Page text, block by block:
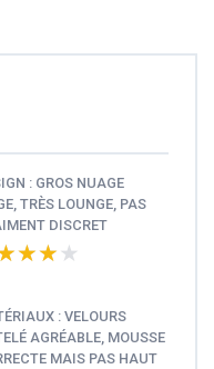
: GROS NUAGE
TRÈS LOUNGE, PAS
DISCRET
: VELOURS
AGRÉABLE, MOUSSE
MAIS PAS HAUT